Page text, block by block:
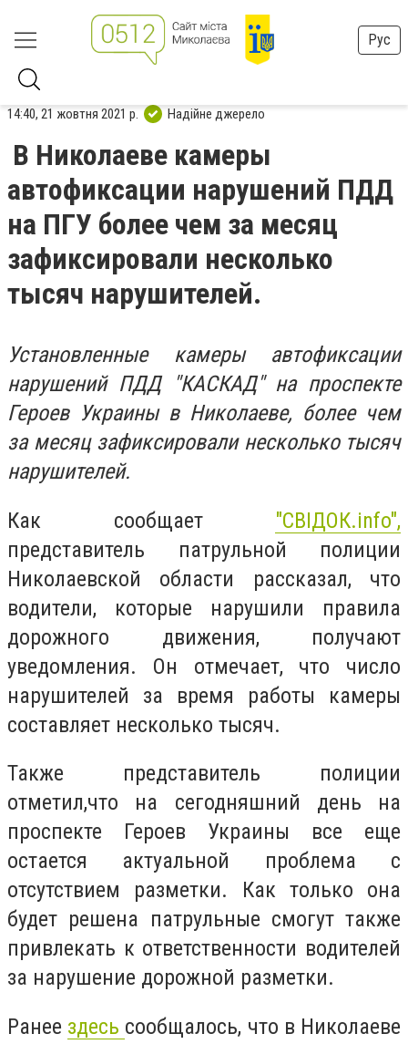
Рус
14:40, 21 жовтня 2021 р. Надійне джерело
В Николаеве камеры
автофиксации нарушений ПДД
на ПГУ более чем за месяц
зафиксировали несколько
тысяч нарушителей.
Установленные камеры автофиксации
нарушений ПДД "КАСКАД" на проспекте
Героев Украины в Николаеве, более чем
за месяц зафиксировали несколько тысяч
нарушителей.
Как сообщает "СВIДОК.info",
представитель патрульной полиции
Николаевской области рассказал, что
водители, которые нарушили правила
дорожного движения, получают
уведомления. Он отмечает, что число
нарушителей за время работы камеры
составляет несколько тысяч.
Также представитель полиции
отметил,что на сегодняшний день на
проспекте Героев Украины все еще
остается актуальной проблема с
отсутствием разметки. Как только она
будет решена патрульные смогут также
привлекать к ответственности водителей
за нарушение дорожной разметки.
Ранее здесь сообщалось, что в Николаеве